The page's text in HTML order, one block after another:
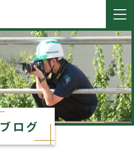
ブログ